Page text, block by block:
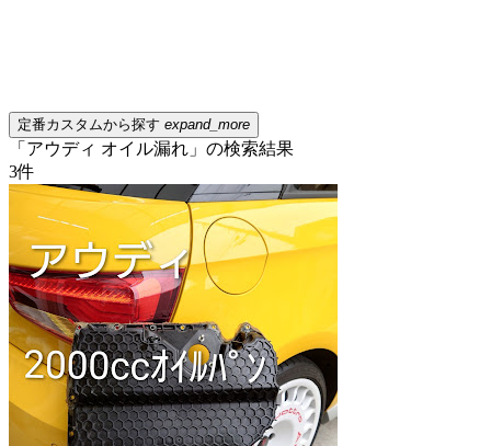
定番カスタムから探す expand_more
「アウディ オイル漏れ」の検索結果
3件